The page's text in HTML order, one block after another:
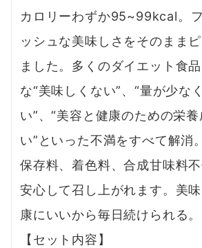
カロリーわずか95~99kcal。
ッシュな美味しさをそのまま
ました。多くのダイエット食
な“美味しくない”、“量が少な
い”、“美容と健康のための栄
い”といった不満をすべて解消
保存料、着色料、合成甘味料不
安心して召し上がれます。美
康にいいから毎日続けられる。
【セット内容】